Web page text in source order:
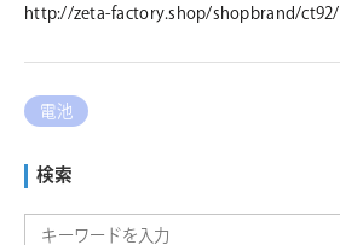
http://zeta-factory.shop/shopbrand/ct92/
電池
検索